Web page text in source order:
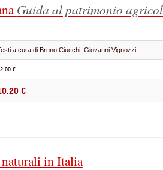
Guida al patrimonio
a cura di Bruno Ciucchi, Giovanni Vignozzi
€
€
naturali in Italia